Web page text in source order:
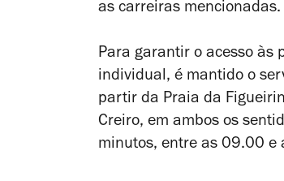
as carreiras mencionadas.
Para garantir o acesso às
individual, é mantido o
partir da Praia da
Creiro, em ambos os
minutos, entre as 09.00 e